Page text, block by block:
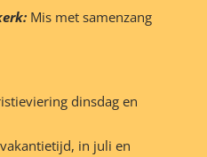
Mis met samenzang
dinsdag en
in juli en